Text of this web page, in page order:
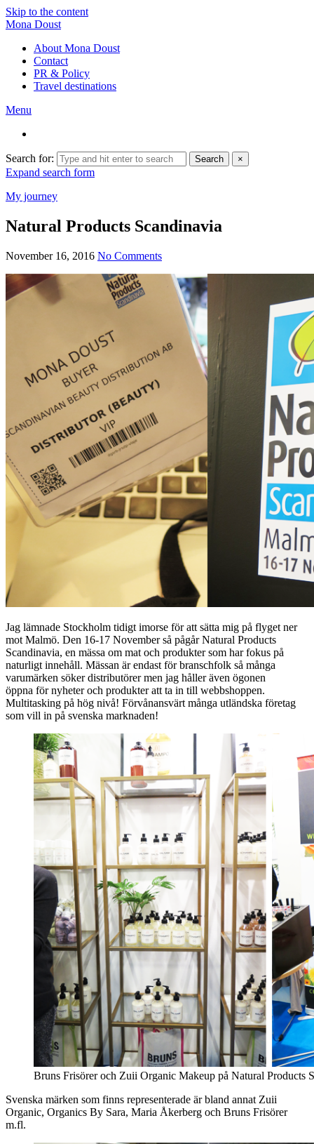
Skip to the content
Mona Doust
About Mona Doust
Contact
PR & Policy
Travel destinations
Menu
Search for: Search ×
Expand search form
My journey
Natural Products Scandinavia
November 16, 2016 No Comments
Jag lämnade Stockholm tidigt imorse för att sätta mig på flyget ner
mot Malmö. Den 16-17 November så pågår Natural Products
Scandinavia, en mässa om mat och produkter som har fokus på
naturligt innehåll. Mässan är endast för branschfolk så många
varumärken söker distributörer men jag håller även ögonen
öppna för nyheter och produkter att ta in till webbshoppen.
Multitasking på hög nivå! Förvånansvärt många utländska företag
som vill in på svenska marknaden!
Bruns Frisörer och Zuii Organic Makeup på Natural Products
Svenska märken som finns representerade är bland annat Zuii
Organic, Organics By Sara, Maria Åkerberg och Bruns Frisörer
m.fl.